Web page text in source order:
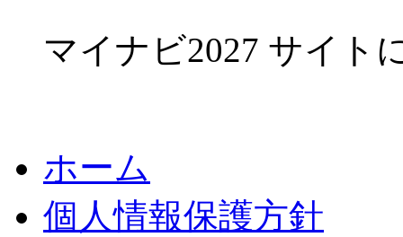
マイナビ2027 サイト
ホーム
個人情報保護方針